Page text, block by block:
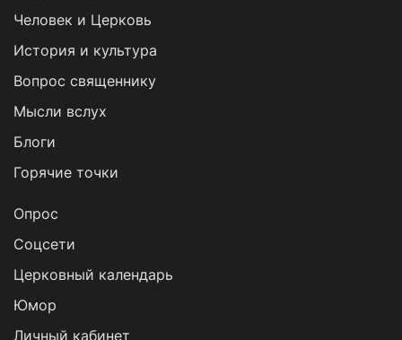
Человек и Церковь
История и культура
Вопрос священнику
Мысли вслух
Блоги
Горячие точки
Опрос
Cоцсети
Церковный календарь
Юмор
Личный кабинет